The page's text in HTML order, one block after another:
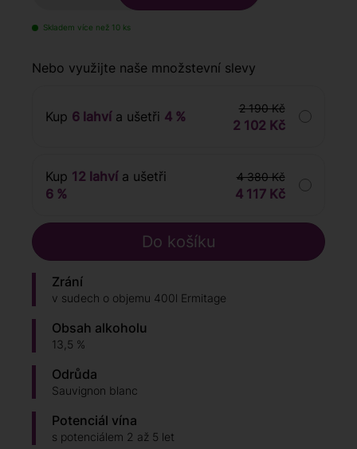
Skladem více než 10 ks
Nebo využijte naše množstevní slevy
Kup 6 lahvía ušetři 4 %
2 190 Kč
2 102 Kč
Kup 12 lahvía ušetři
6 %
4 380 Kč
4 117 Kč
Zrání
v sudech o objemu 400l Ermitage
Obsah alkoholu
13,5 %
Odrůda
Sauvignon blanc
Potenciál vína
s potenciálem 2 až 5 let